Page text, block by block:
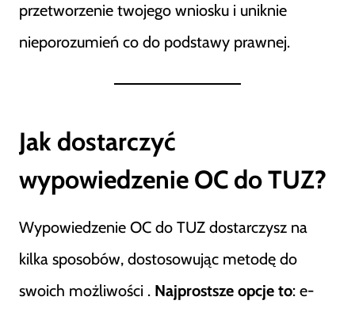
przetworzenie twojego wniosku i uniknie
nieporozumień co do podstawy prawnej.
Jak dostarczyć
wypowiedzenie OC do TUZ?
Wypowiedzenie OC do TUZ dostarczysz na
kilka sposobów, dostosowując metodę do
swoich możliwości . Najprostsze opcje to: e-